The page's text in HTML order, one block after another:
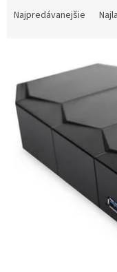
Najpredávanejšie
Výpis produktov